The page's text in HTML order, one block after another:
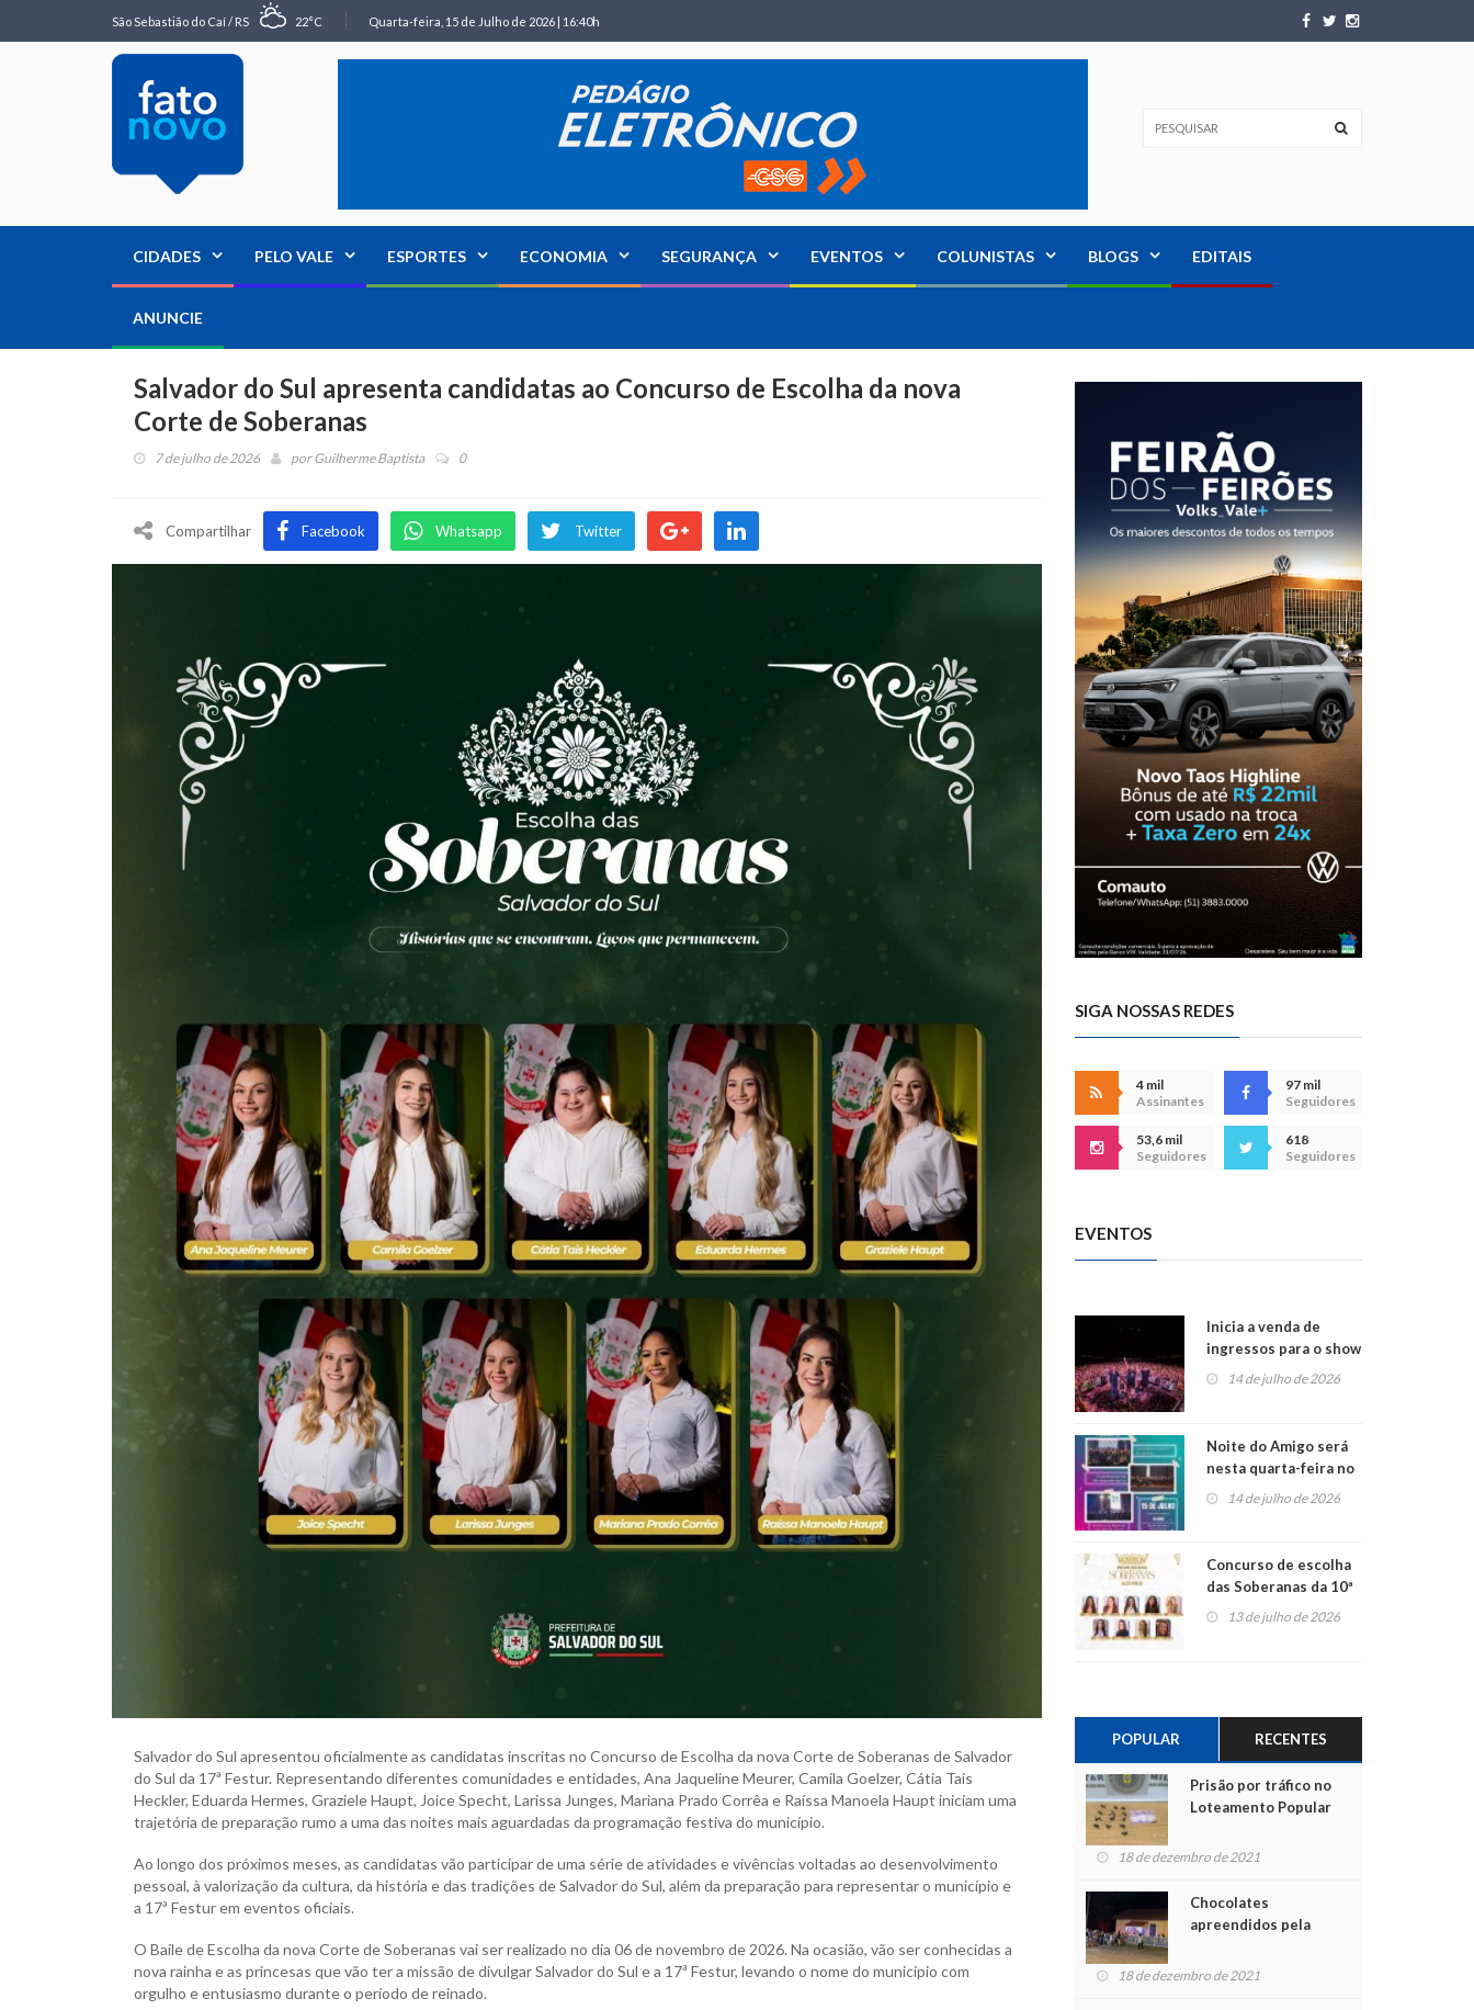
São Sebastião do Caí / RS 22°C Quarta-feira, 15 de Julho de 2026 | 16:40h
CIDADES PELO VALE ESPORTES ECONOMIA SEGURANÇA EVENTOS COLUNISTAS BLOGS EDITAIS
ANUNCIE
Salvador do Sul apresenta candidatas ao Concurso de Escolha da nova
Corte de Soberanas
7 de julho de 2026 porGuilherme Baptista 0
Compartilhar Facebook Whatsapp Twitter
Salvador do Sul apresentou oficialmente as candidatas inscritas no Concurso de Escolha da nova Corte de Soberanas de Salvador
do Sul da 17ª Festur. Representando diferentes comunidades e entidades, Ana Jaqueline Meurer, Camila Goelzer, Cátia Tais
Heckler, Eduarda Hermes, Graziele Haupt, Joice Specht, Larissa Junges, Mariana Prado Corrêa e Raíssa Manoela Haupt iniciam uma
trajetória de preparação rumo a uma das noites mais aguardadas da programação festiva do município.
Ao longo dos próximos meses, as candidatas vão participar de uma série de atividades e vivências voltadas ao desenvolvimento
pessoal, à valorização da cultura, da história e das tradições de Salvador do Sul, além da preparação para representar o município e
a 17ª Festur em eventos oficiais.
O Baile de Escolha da nova Corte de Soberanas vai ser realizado no dia 06 de novembro de 2026. Na ocasião, vão ser conhecidas a
nova rainha e as princesas que vão ter a missão de divulgar Salvador do Sul e a 17ª Festur, levando o nome do município com
orgulho e entusiasmo durante o período de reinado.
SIGA NOSSAS REDES
4 mil
Assinantes
97 mil
Seguidores
53,6 mil
Seguidores
618
Seguidores
EVENTOS
Inicia a venda de
ingressos para o show
do Jota Quest nos 45
14 de julho de 2026
Noite do Amigo será
nesta quarta-feira no
Centro de Cultura de
São Sebastião do Caí
14 de julho de 2026
Concurso de escolha
das Soberanas da 10ª
Alto Fest terá nove
13 de julho de 2026
POPULAR RECENTES
Prisão por tráfico no
Loteamento Popular
18 de dezembro de 2021
Chocolates
apreendidos pela
para crianças na
18 de dezembro de 2021